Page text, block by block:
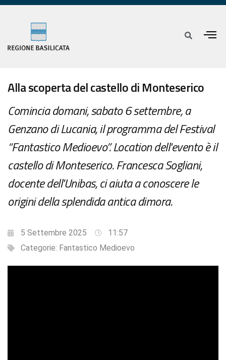
Alla scoperta del castello di Monteserico
Comincia domani, sabato 6 settembre, a
Genzano di Lucania, il programma del Festival
“Fantastico Medioevo”. Location dell'evento è il
castello di Monteserico. Francesca Sogliani,
docente dell'Unibas, ci aiuta a conoscere le
origini della splendida antica dimora.
5 Settembre 2025
11:57
Categorie: Fantastico Medioevo